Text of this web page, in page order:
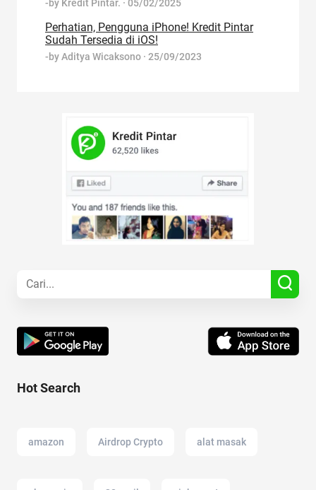
-by Kredit Pintar. · 05/02/2025
Perhatian, Pengguna iPhone! Kredit Pintar
Sudah Tersedia di iOS!
-byAditya Wicaksono · 25/09/2023
Hot Search
amazon Airdrop Crypto alat masak